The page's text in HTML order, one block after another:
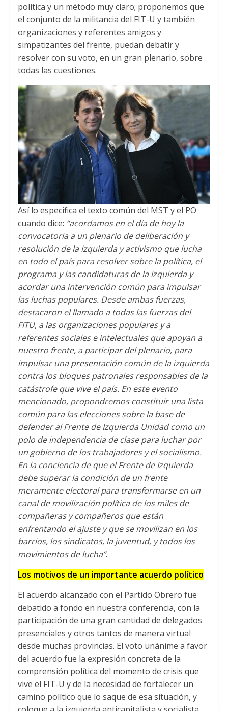
política y un método muy claro; proponemos que
el conjunto de la militancia del FIT-U y también
organizaciones y referentes amigos y
simpatizantes del frente, puedan debatir y
resolver con su voto, en un gran plenario, sobre
todas las cuestiones.
Así lo especifica el texto común del MST y el PO
cuando dice: “acordamos en el día de hoy la
convocatoria a un plenario de deliberación y
resolución de la izquierda y activismo que lucha
en todo el país para resolver sobre la política, el
programa y las candidaturas de la izquierda y
acordar una intervención común para impulsar
las luchas populares. Desde ambas fuerzas,
destacaron el llamado a todas las fuerzas del
FITU, a las organizaciones populares y a
referentes sociales e intelectuales que apoyan a
nuestro frente, a participar del plenario, para
impulsar una presentación común de la izquierda
contra los bloques patronales responsables de la
catástrofe que vive el país. En este evento
mencionado, propondremos constituir una lista
común para las elecciones sobre la base de
defender al Frente de Izquierda Unidad como un
polo de independencia de clase para luchar por
un gobierno de los trabajadores y el socialismo.
En la conciencia de que el Frente de Izquierda
debe superar la condición de un frente
meramente electoral para transformarse en un
canal de movilización política de los miles de
compañeras y compañeros que están
enfrentando el ajuste y que se movilizan en los
barrios, los sindicatos, la juventud, y todos los
movimientos de lucha”.
Los motivos de un importante acuerdo político
El acuerdo alcanzado con el Partido Obrero fue
debatido a fondo en nuestra conferencia, con la
participación de una gran cantidad de delegados
presenciales y otros tantos de manera virtual
desde muchas provincias. El voto unánime a favor
del acuerdo fue la expresión concreta de la
comprensión política del momento de crisis que
vive el FIT-U y de la necesidad de fortalecer un
camino político que lo saque de esa situación, y